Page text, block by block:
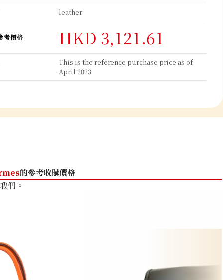
leather
考價格 HKD 3,121.61
This is the reference purchase price as of
April 2023.
的參考收購價格
們。